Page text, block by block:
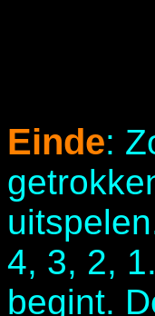
Einde:
4, 3, 2,
begint.